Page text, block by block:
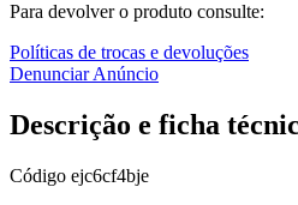
Para devolver o produto consulte:
Políticas de trocas e devoluções
Denunciar Anúncio
Descrição e ficha
Código ejc6cf4bje